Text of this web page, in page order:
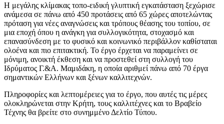
Η μεγάλης κλίμακας τοπο-ειδική γλυπτική εγκατάσταση ξεχώρισε
ανάμεσα σε πάνω από 450 προτάσεις από 65 χώρες αποτελώντας
πρόταση για νέες αναγνώσεις και τρόπους θέασης του τοπίου, σε
μια εποχή όπου η ανάγκη για συλλογικότητα, στοχασμό και
επανασύνδεση με το φυσικό και κοινωνικό περιβάλλον καθίσταται
ολοένα και πιο επιτακτική. Το έργο έρχεται να παραμείνει σε
μόνιμη, ανοικτή έκθεση και να προστεθεί στη συλλογή του
Ιδρύματος Γ.&Α. Μαμιδάκη, η οποία αριθμεί πάνω από 70 έργα
σημαντικών Ελλήνων και ξένων καλλιτεχνών.
Πληροφορίες και λεπτομέρειες για το έργο, που αυτές τις μέρες
ολοκληρώνεται στην Κρήτη, τους καλλιτέχνες και το Βραβείο
Τέχνης θα βρείτε στο συνημμένο Δελτίο Τύπου.